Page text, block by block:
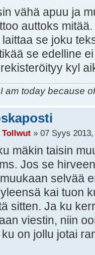
vähä apuu ja
auttoks
se joku
se edelline
kyl
am today because
Tollwut » 07 Syys
mäkin taisin
Jos se
selvää
kai tuon
sitten. Ja ku
viestin, niin
on jollu jotai